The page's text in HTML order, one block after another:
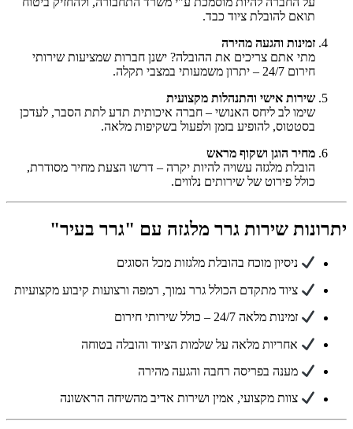
תואם להובלת ציוד כבד.
זמינות והגעה מהירה
מתי אתם צריכים את ההובלה? ישנן חברות שמציעות שירותי
חירום 24/7 – יתרון משמעותי במצבי תקלה.
שירות אישי והתנהלות מקצועית
שימו לב ליחס האנושי – חברה איכותית תדע לתת הסבר, לעדכן
בסטטוס, להופיע בזמן ולפעול בשקיפות מלאה.
מחיר הוגן ושקוף מראש
הובלת מלגזה עשויה להיות יקרה – דרשו הצעת מחיר מסודרת,
כולל פירוט של שירותים נלווים.
יתרונות שירות גרר מלגזה עם "גרר בעיר"
ניסיון מוכח בהובלת מלגזות מכל הסוגים
ציוד מתקדם הכולל גרר נמוך, רמפה ורצועות קיבוע מקצועיות
זמינות מלאה 24/7 – כולל שירותי חירום
אחריות מלאה על שלמות הציוד והובלה בטוחה
מענה בפריסה רחבה והגעה מהירה
צוות מקצועי, אמין ושירות אדיב מהשיחה הראשונה